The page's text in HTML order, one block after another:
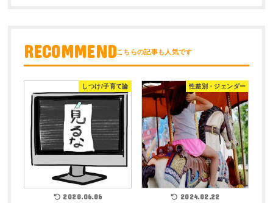
RECOMMEND
しつけ/子育て論
2020.06.06
性差別・ジェンダー
2024.02.22